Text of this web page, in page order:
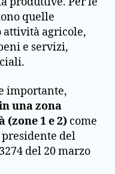
quelle
attività agricole,
e servizi,
importante,
una zona
(zone 1 e 2) come
del
del 20 marzo